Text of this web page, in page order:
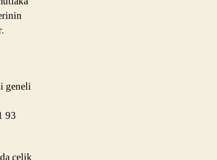
geneli
93